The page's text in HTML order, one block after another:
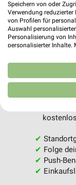
weekli -
✔
✔ Folge
✔ Push-
✔
Speichern von oder
Verwendung reduzierter
von Profilen für
Auswahl
Personalisierung von
personalisierter Inhalte.
Kombinationen von
Verbesserung der
von Inhalten.
Daten können
USA gesendet werden.
Website/App.
Wir nutzen Ihre Daten
IAB-
Speichern von